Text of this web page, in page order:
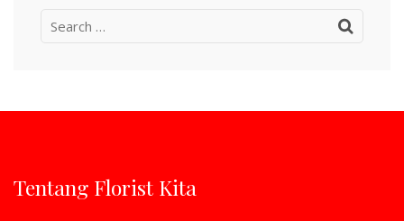
Search
Tentang Florist Kita